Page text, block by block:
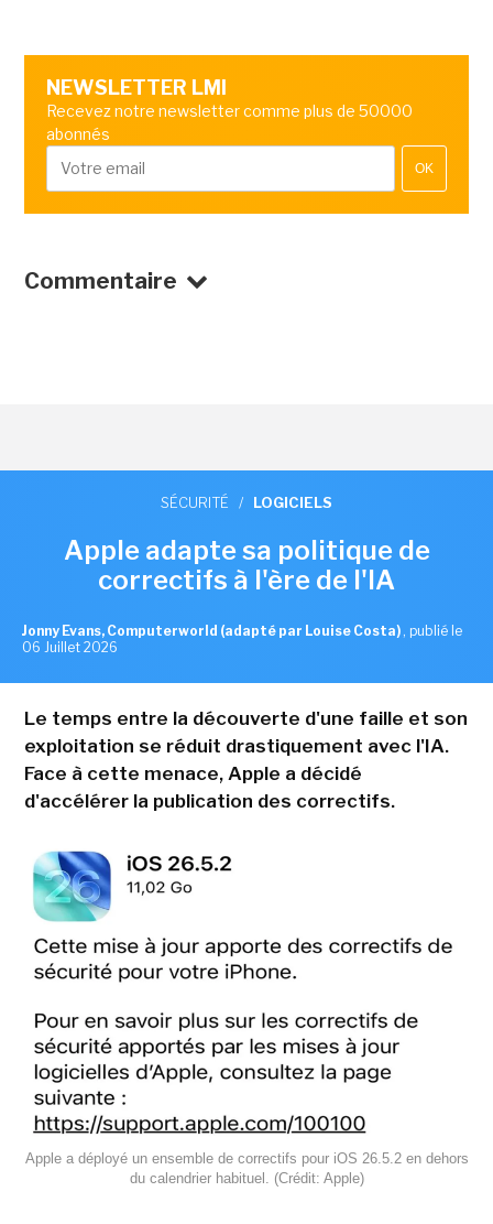
NEWSLETTER LMI
Recevez notre newsletter comme plus de 50000
abonnés
OK
Commentaire
SÉCURITÉ / LOGICIELS
Apple adapte sa politique de
correctifs à l'ère de l'IA
Jonny Evans, Computerworld (adapté par Louise Costa) , publié le
06 Juillet 2026
Le temps entre la découverte d'une faille et son
exploitation se réduit drastiquement avec l'IA.
Face à cette menace, Apple a décidé
d'accélérer la publication des correctifs.
Apple a déployé un ensemble de correctifs pour iOS 26.5.2 en dehors
du calendrier habituel. (Crédit: Apple)